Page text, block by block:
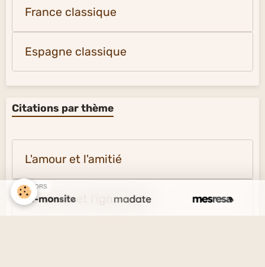
Autriche musique
Allemagne musique
France classique
Espagne classique
Citations par thème
SPONSORS